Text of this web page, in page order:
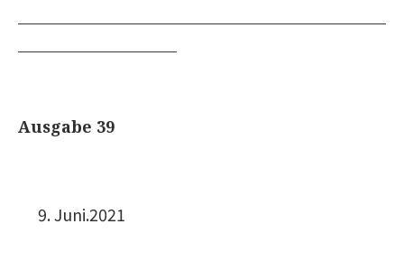
Ausgabe 39
Juni.2021